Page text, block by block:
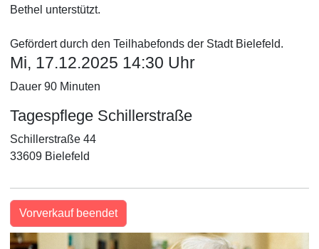
Bethel unterstützt.
Gefördert durch den Teilhabefonds der Stadt Bielefeld.
Mi, 17.12.2025 14:30 Uhr
Dauer 90 Minuten
Tagespflege Schillerstraße
Schillerstraße 44
33609 Bielefeld
Vorverkauf beendet